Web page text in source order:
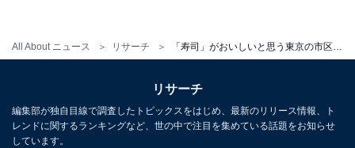
All About ニュース リサーチ
リサーチ
編集部が独自目線で調査したトピックスをはじめ、最新のリリース情報、ト
レンドに関するランキングなど、世の中で注目を集めている話題をお知らせ
しています。